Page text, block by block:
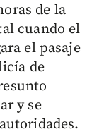
de la
cuando el
el pasaje
de
y se